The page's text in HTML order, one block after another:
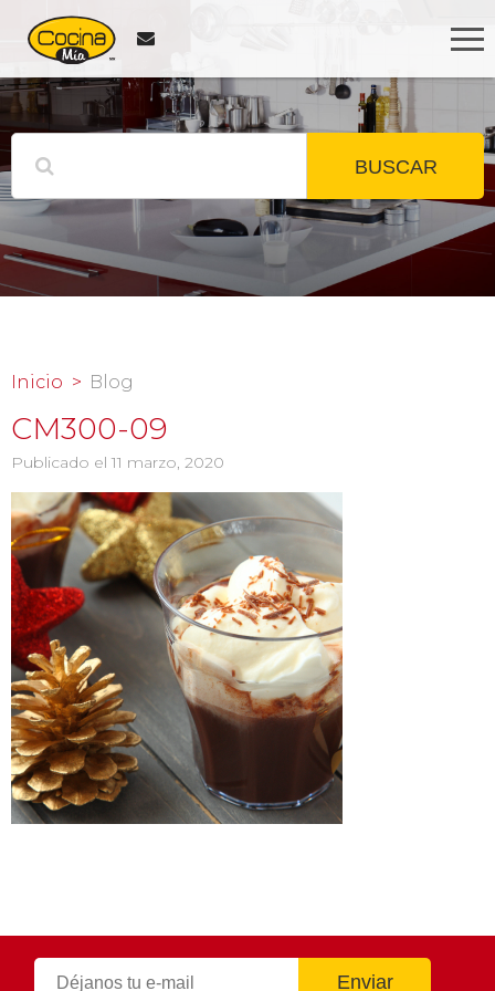
BUSCAR
Inicio Blog
CM300-09
Publicado el 11 marzo, 2020